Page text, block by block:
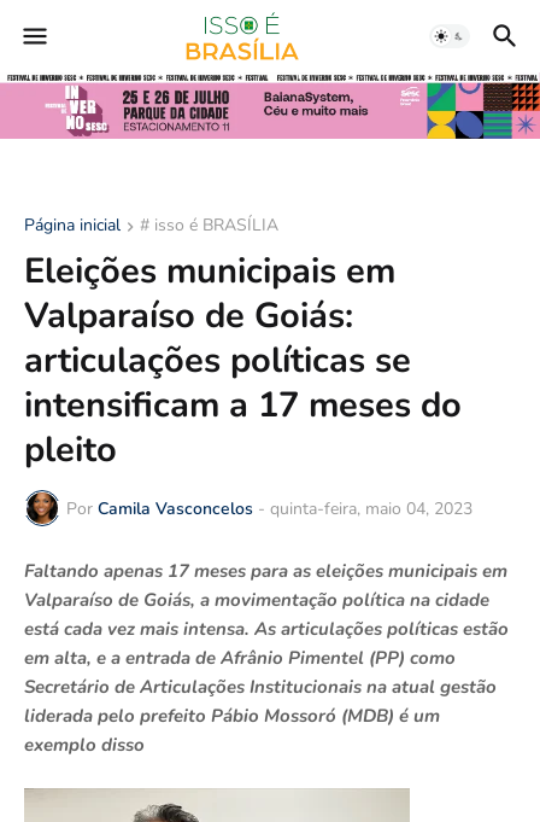
Página inicial # isso é BRASÍLIA
Eleições municipais em
Valparaíso de Goiás:
articulações políticas se
intensificam a 17 meses do
pleito
Por Camila Vasconcelos - quinta-feira, maio 04, 2023
Faltando apenas 17 meses para as eleições municipais em
Valparaíso de Goiás, a movimentação política na cidade
está cada vez mais intensa. As articulações políticas estão
em alta, e a entrada de Afrânio Pimentel (PP) como
Secretário de Articulações Institucionais na atual gestão
liderada pelo prefeito Pábio Mossoró (MDB) é um
exemplo disso